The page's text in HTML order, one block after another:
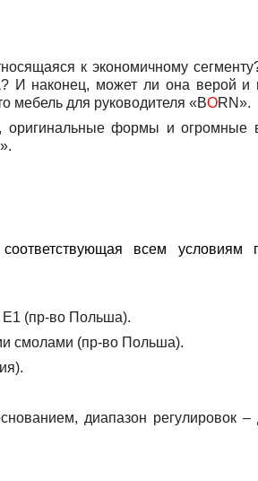
к экономичному
И наконец, может ли она верой и
мебель для руководителя «BORN».
формы и огромные
всем условиям
Е1 (пр-во Польша).
смолами (пр-во Польша).
диапазон регулировок